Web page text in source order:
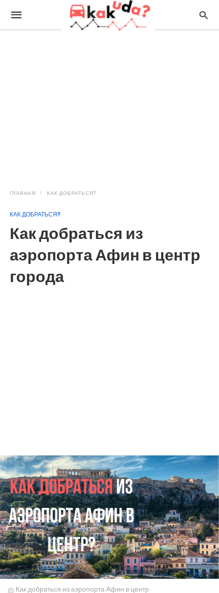
ГЛАВНАЯ КАК ДОБРАТЬСЯ?
КАК ДОБРАТЬСЯ?
Как добраться из
аэропорта Афин в центр
города
Как добраться из аэропорта Афин в центр